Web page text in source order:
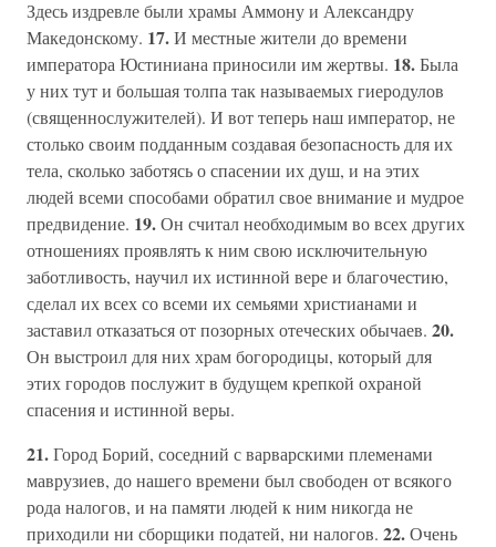
Здесь издревле были храмы Аммону и Александру
Македонскому. 17.И местные жители до времени
императора Юстиниана приносили им жертвы. 18.Была
у них тут и большая толпа так называемых гиеродулов
(священнослужителей). И вот теперь наш император, не
столько своим подданным создавая безопасность для их
тела, сколько заботясь о спасении их душ, и на этих
людей всеми способами обратил свое внимание и мудрое
предвидение. 19.Он считал необходимым во всех других
отношениях проявлять к ним свою исключительную
заботливость, научил их истинной вере и благочестию,
сделал их всех со всеми их семьями христианами и
заставил отказаться от позорных отеческих обычаев. 20.
Он выстроил для них храм богородицы, который для
этих городов послужит в будущем крепкой охраной
спасения и истинной веры.
21.Город Борий, соседний с варварскими племенами
маврузиев, до нашего времени был свободен от всякого
рода налогов, и на памяти людей к ним никогда не
приходили ни сборщики податей, ни налогов. 22.Очень